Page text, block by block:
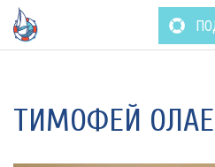
Перейти
к
ТИМОФЕЙ